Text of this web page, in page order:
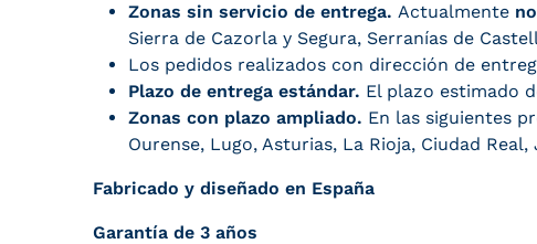
Zonas sin servicio de entrega. Actualmente
Sierra de Cazorla y Segura, Serranías de
Los pedidos realizados con dirección de
Plazo de entrega estándar. El plazo estimado
Zonas con plazo ampliado. En las siguientes
Ourense, Lugo, Asturias, La Rioja, Ciudad
Fabricado y diseñado en España
Garantía de 3 años